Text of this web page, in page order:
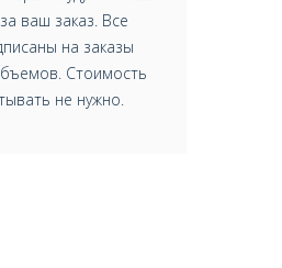
ваш заказ. Все
на заказы
Стоимость
не нужно.